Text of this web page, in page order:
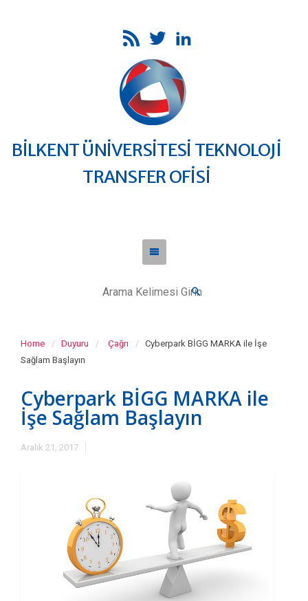
BİLKENT ÜNİVERSİTESİ TEKNOLOJİ
TRANSFER OFİSİ
Home Duyuru Çağrı
Cyberpark BİGG MARKA ile İşe
Sağlam Başlayın
Cyberpark BİGG MARKA ile
İşe Sağlam Başlayın
Aralık 21, 2017